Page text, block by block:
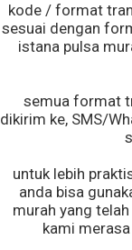
kode / format
sesuai dengan
istana pulsa
semua format
dikirim ke, SMS/
untuk lebih
anda bisa
murah yang
kami